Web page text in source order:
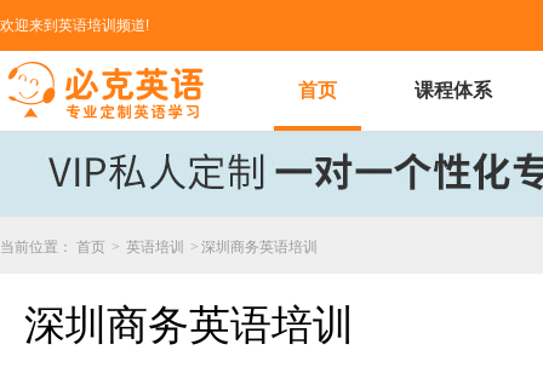
欢迎来到英语培训频道!
首页 课程体系
当前位置： 首页 > 英语培训 > 深圳商务英语培训
深圳商务英语培训